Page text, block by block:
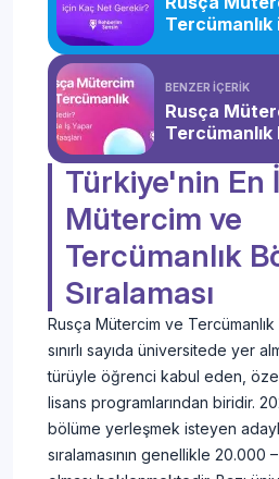
BENZER İÇERİK
Rusça
Tercümanlık
Türkiye'nin En
Mütercim ve
Tercümanlık
Sıralaması
Rusça Mütercim ve
sınırlı sayıda üniversitede yer
türüyle öğrenci kabul eden,
lisans programlarından biridir.
bölüme yerleşmek isteyen
sıralamasının genellikle 20.000